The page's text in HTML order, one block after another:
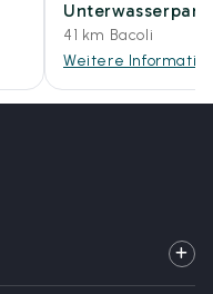
Unterwasserpark
41 km Bacoli
Weitere